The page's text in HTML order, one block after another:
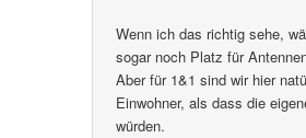
Wenn ich das richtig sehe,
sogar noch Platz für
Aber für 1&1 sind wir hier
Einwohner, als dass die
würden.